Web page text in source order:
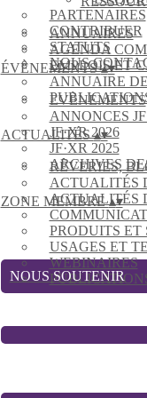
PARTENAIRES
CONTRIBUER
STATUTS
NOUS
ANNUAIRES
AGENDA
EMPLOIS ET
ANNUAIRE
ÉVÈNEMENTS▴▾
EVÈNEMENTS
ANNONCES
JF·XR 2026
JF·XR 2025
ARCHIVES
ACTUALITÉS▴▾
RÊVERIES,
ACTUALITÉS
ACTUALITÉS
PRODUITS ET
USAGES ET
WEBINAIRES
ZONE MEMBRE▴▾
NOUS SOUTENIR